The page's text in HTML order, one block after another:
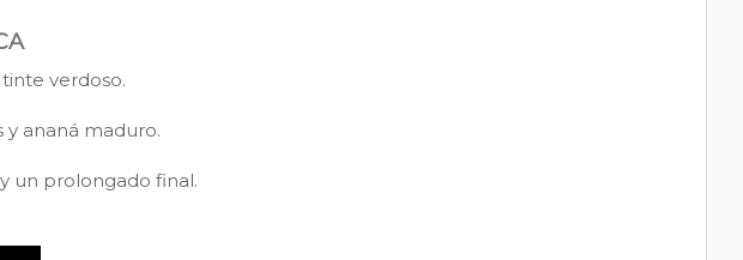
verdoso.
y ananá maduro.
un prolongado final.